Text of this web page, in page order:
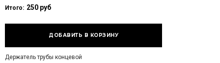
Итого: 250 руб
Держатель трубы концевой